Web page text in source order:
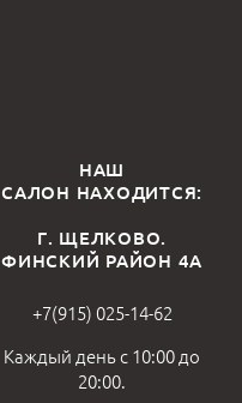
НАШ
САЛОН НАХОДИТСЯ:
Г. ЩЕЛКОВО.
ФИНСКИЙ РАЙОН 4А
+7(915) 025-14-62
Каждый день с 10:00 до
20:00.